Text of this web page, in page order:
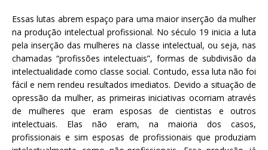
Essas lutas abrem espaço para uma maior inserção da mulher
na produção intelectual profissional. No século 19 inicia a luta
pela inserção das mulheres na classe intelectual, ou seja, nas
chamadas “profissões intelectuais”, formas de subdivisão da
intelectualidade como classe social. Contudo, essa luta não foi
fácil e nem rendeu resultados imediatos. Devido a situação de
opressão da mulher, as primeiras iniciativas ocorriam através
de mulheres que eram esposas de cientistas e outros
intelectuais. Elas não eram, na maioria dos casos,
profissionais e sim esposas de profissionais que produziam